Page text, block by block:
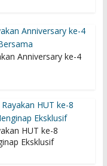
Anniversary ke-4
HUT ke-8
Eksklusif